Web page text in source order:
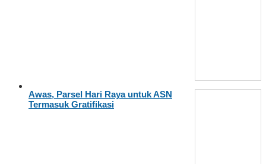
Awas, Parsel Hari Raya untuk ASN
Termasuk Gratifikasi